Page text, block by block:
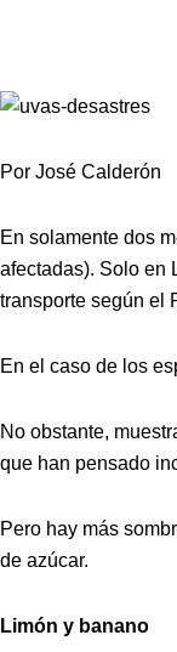
Por José Calderón
En solamente dos
afectadas). Solo en
transporte según el
En el caso de los
No obstante,
que han pensado
Pero hay más
de azúcar.
Limón y banano